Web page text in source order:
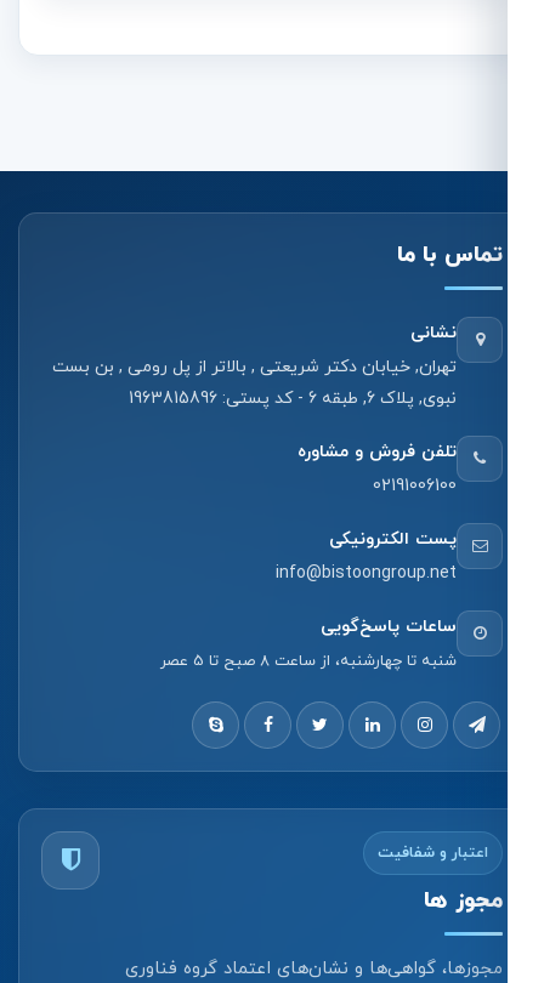
تماس با ما
نشانی
تهران, خیابان دکتر شریعتی , بالاتر از پل رومی , بن بست
نبوی, پلاک 6, طبقه 6 - کد پستی: 1963815896
تلفن فروش و مشاوره
02191006100
پست الکترونیکی
info@bistoongroup.net
ساعات پاسخ‌گویی
شنبه تا چهارشنبه، از ساعت 8 صبح تا 5 عصر
اعتبار و شفافیت
مجوز ها
مجوزها، گواهی‌ها و نشان‌های اعتماد گروه فناوری